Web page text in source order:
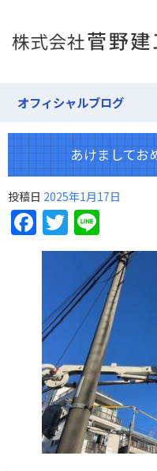
オフィシャルブログ
あけましてお
投稿日 2025年1月17日
Facebook
Twitter